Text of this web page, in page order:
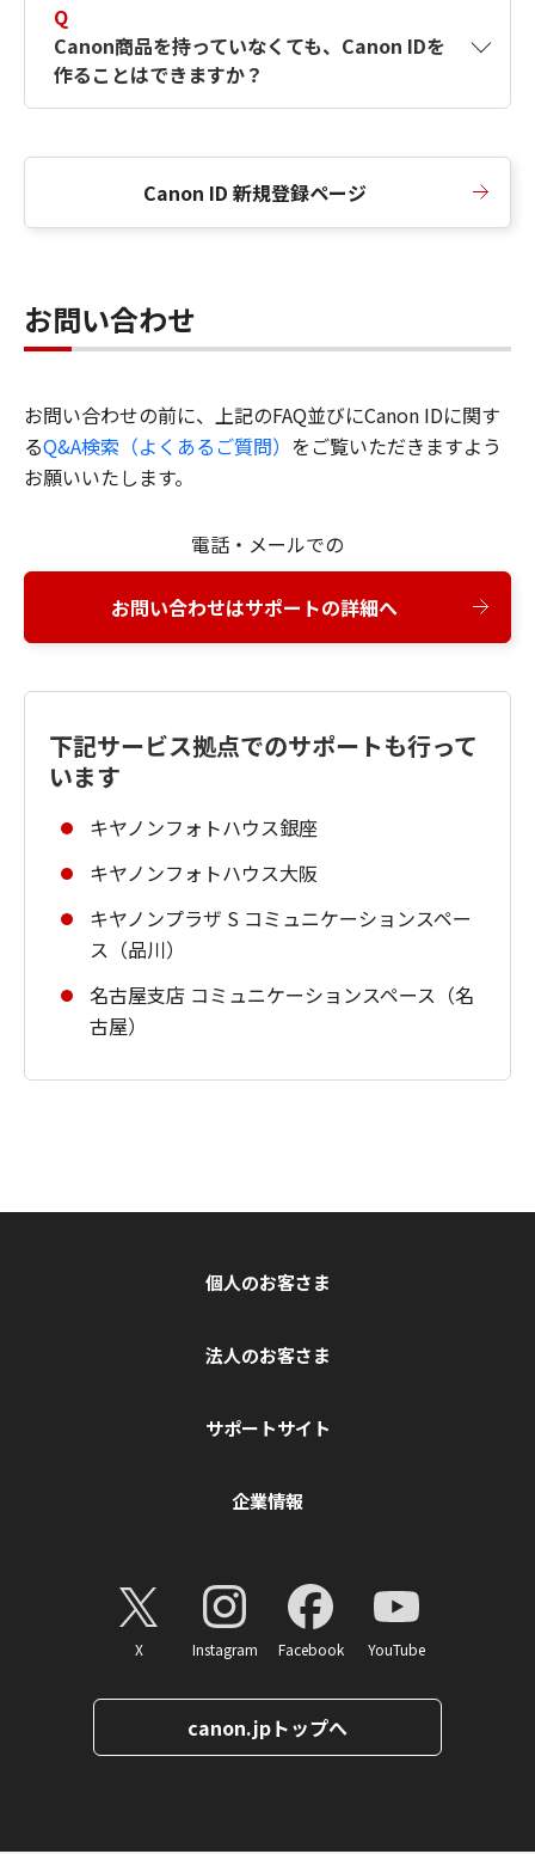
Q
Canon商品を持っていなくても、Canon IDを
作ることはできますか？
Canon ID 新規登録ページ
お問い合わせ
お問い合わせの前に、上記のFAQ並びにCanon IDに関す
るQ&A検索（よくあるご質問） をご覧いただきますよう
お願いいたします。
電話・メールでの
お問い合わせはサポートの詳細へ
下記サービス拠点でのサポートも行って
います
キヤノンフォトハウス銀座
キヤノンフォトハウス大阪
キヤノンプラザ S コミュニケーションスペー
ス（品川）
名古屋支店 コミュニケーションスペース（名
古屋）
個人のお客さま
法人のお客さま
サポートサイト
企業情報
X Instagram Facebook YouTube
canon.jpトップへ